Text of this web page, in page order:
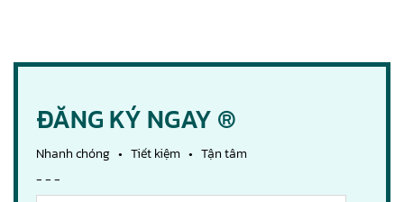
ĐĂNG KÝ NGAY ®
Nhanh chóng • Tiết kiệm • Tận tâm
- - -